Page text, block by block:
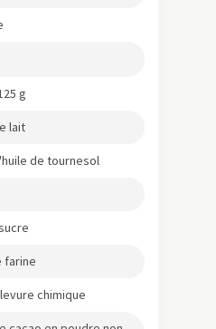
g
lait
de tournesol
farine
chimique